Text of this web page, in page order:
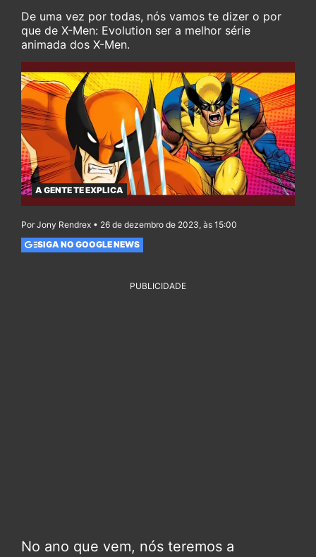
De uma vez por todas, nós vamos te dizer o por
que de X-Men: Evolution ser a melhor série
animada dos X-Men.
A GENTE TE EXPLICA
Por Jony Rendrex • 26 de dezembro de 2023, às 15:00
SIGA NO GOOGLE NEWS
PUBLICIDADE
No ano que vem, nós teremos a